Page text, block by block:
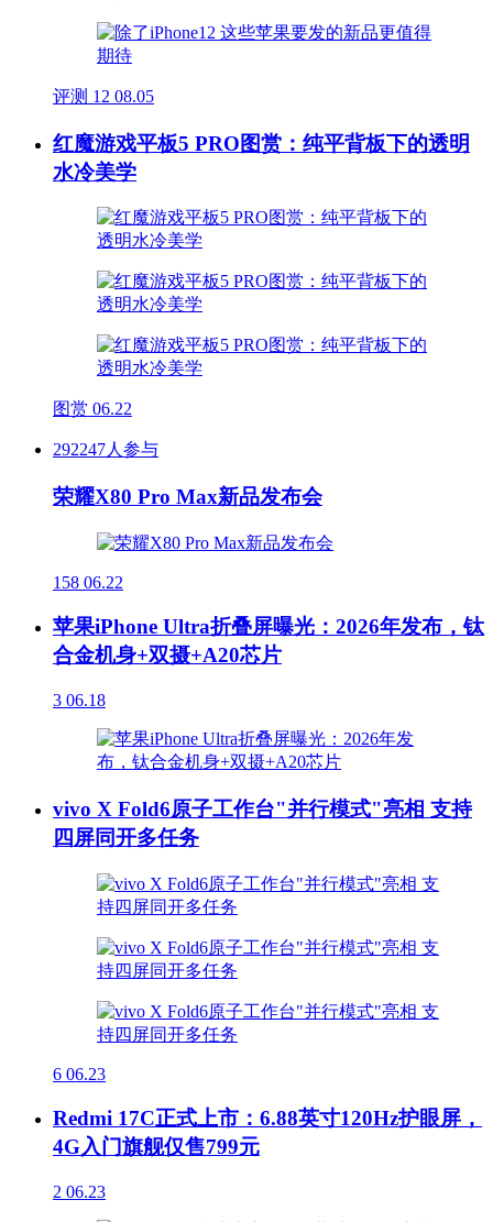
评测 12 08.05
红魔游戏平板5 PRO图赏：纯平背板下的透明
水冷美学
图赏 06.22
292247人参与
荣耀X80 Pro Max新品发布会
158 06.22
苹果iPhone Ultra折叠屏曝光：2026年发布，钛
合金机身+双摄+A20芯片
3 06.18
vivo X Fold6原子工作台"并行模式"亮相 支持
四屏同开多任务
6 06.23
Redmi 17C正式上市：6.88英寸120Hz护眼屏，
4G入门旗舰仅售799元
2 06.23